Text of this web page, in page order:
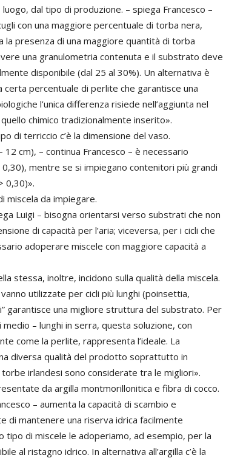
dal tipo di produzione. – spiega Francesco –
con una maggiore percentuale di torba nera,
presenza di una maggiore quantità di torba
una granulometria contenuta e il substrato deve
disponibile (dal 25 al 30%). Un alternativa è
percentuale di perlite che garantisce una
l’unica differenza risiede nell’aggiunta nel
chimico tradizionalmente inserito».
di terriccio c’è la dimensione del vaso.
cm), – continua Francesco – è necessario
mentre se si impiegano contenitori più grandi
0,30)».
miscela da impiegare.
Luigi – bisogna orientarsi verso substrati che non
di capacità per l’aria; viceversa, per i cicli che
adoperare miscele con maggiore capacità a
stessa, inoltre, incidono sulla qualità della miscela.
utilizzate per cicli più lunghi (poinsettia,
garantisce una migliore struttura del substrato. Per
– lunghi in serra, questa soluzione, con
come la perlite, rappresenta l’ideale. La
diversa qualità del prodotto soprattutto in
irlandesi sono considerate tra le migliori».
da argilla montmorillonitica e fibra di cocco.
– aumenta la capacità di scambio e
di mantenere una riserva idrica facilmente
di miscele le adoperiamo, ad esempio, per la
al ristagno idrico. In alternativa all’argilla c’è la